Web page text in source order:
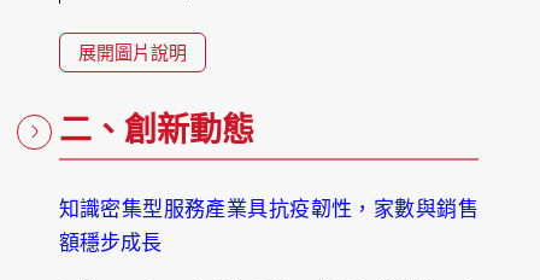
展開圖片說明
二、創新動態
知識密集型服務產業具抗疫韌性，家數與銷售
額穩步成長